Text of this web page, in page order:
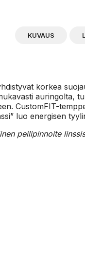
KUVAUS
korkea
auringolta,
CustomFIT-
luo energisen
peilipinnoite